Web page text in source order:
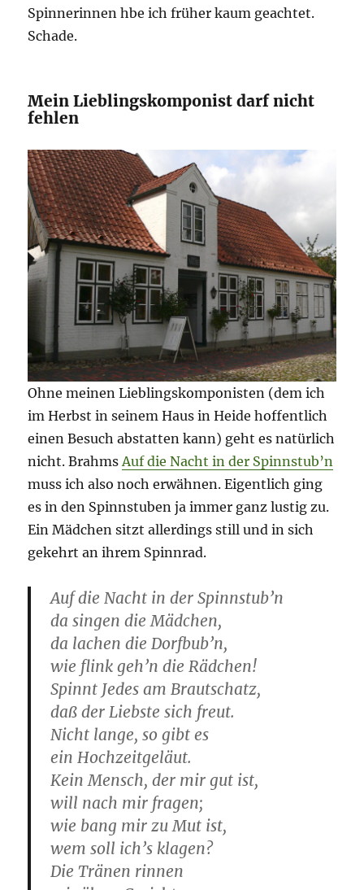
Spinnerinnen hbe ich früher kaum geachtet.
Schade.
Mein Lieblingskomponist darf nicht
fehlen
Ohne meinen Lieblingskomponisten (dem ich
im Herbst in seinem Haus in Heide hoffentlich
einen Besuch abstatten kann) geht es natürlich
nicht. Brahms Auf die Nacht in der Spinnstub’n
muss ich also noch erwähnen. Eigentlich ging
es in den Spinnstuben ja immer ganz lustig zu.
Ein Mädchen sitzt allerdings still und in sich
gekehrt an ihrem Spinnrad.
Auf die Nacht in der Spinnstub’n
da singen die Mädchen,
da lachen die Dorfbub’n,
wie flink geh’n die Rädchen!
Spinnt Jedes am Brautschatz,
daß der Liebste sich freut.
Nicht lange, so gibt es
ein Hochzeitgeläut.
Kein Mensch, der mir gut ist,
will nach mir fragen;
wie bang mir zu Mut ist,
wem soll ich’s klagen?
Die Tränen rinnen